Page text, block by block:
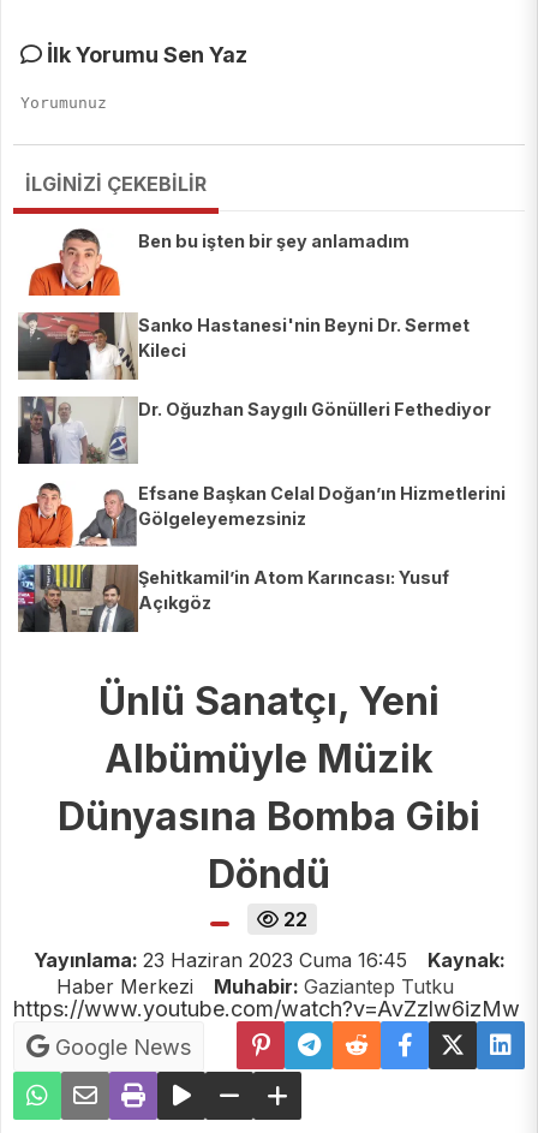
İlk Yorumu Sen Yaz
İLGİNİZİ ÇEKEBİLİR
Ben bu işten bir şey anlamadım
Sanko Hastanesi'nin Beyni Dr. Sermet
Kileci
Dr. Oğuzhan Saygılı Gönülleri Fethediyor
Efsane Başkan Celal Doğan’ın Hizmetlerini
Gölgeleyemezsiniz
Şehitkamil’in Atom Karıncası: Yusuf
Açıkgöz
Ünlü Sanatçı, Yeni
Albümüyle Müzik
Dünyasına Bomba Gibi
Döndü
22
Yayınlama: 23 Haziran 2023 Cuma 16:45
Kaynak:
Haber Merkezi
Muhabir: Gaziantep Tutku
https://www.youtube.com/watch?v=AvZzlw6izMw
Google News